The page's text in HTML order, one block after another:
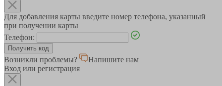
Для добавления карты введите номер телефона, указанный
при получении карты
Телефон:
Возникли проблемы?
Напишите нам
Вход или регистрация